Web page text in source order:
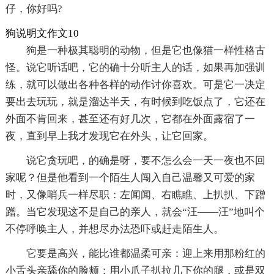
仔，你好吗?
狗说明文作文10
狗是一种极其聪明的动物，但是它也像猫一样性格古
怪。说它听话吧，它的确十分听主人的话，如果再加强训
练，就可以做出各种各样的动作讨你喜欢。可是它一决定
要出去玩玩，就是溜达半天，有时候到吃饭点了，它还在
外面不肯回来，甚至还有好几次，它都在外面露宿了一
夜，直到早上我才发现它在外头，让它回家。
说它贪玩吧，的确是呀，要不怎么会一天一夜也不回
家呢？但是他看到一个陌生人闯入自己温馨又可爱的家
时，又像哨兵一样尽职：左闻闻、右瞧瞧、上扒扒、下蹭
蹭。当它发现这不是自己的亲人，就会“汪——汪”地叫个
不停呼唤主人，并想尽办法恐吓或赶走陌生人。
它要是高兴，能比谁都温柔可亲：迎上来用那粉红的
小舌头亲舔你的脸颊；用小爪子扒拉几下你的腿，或是双